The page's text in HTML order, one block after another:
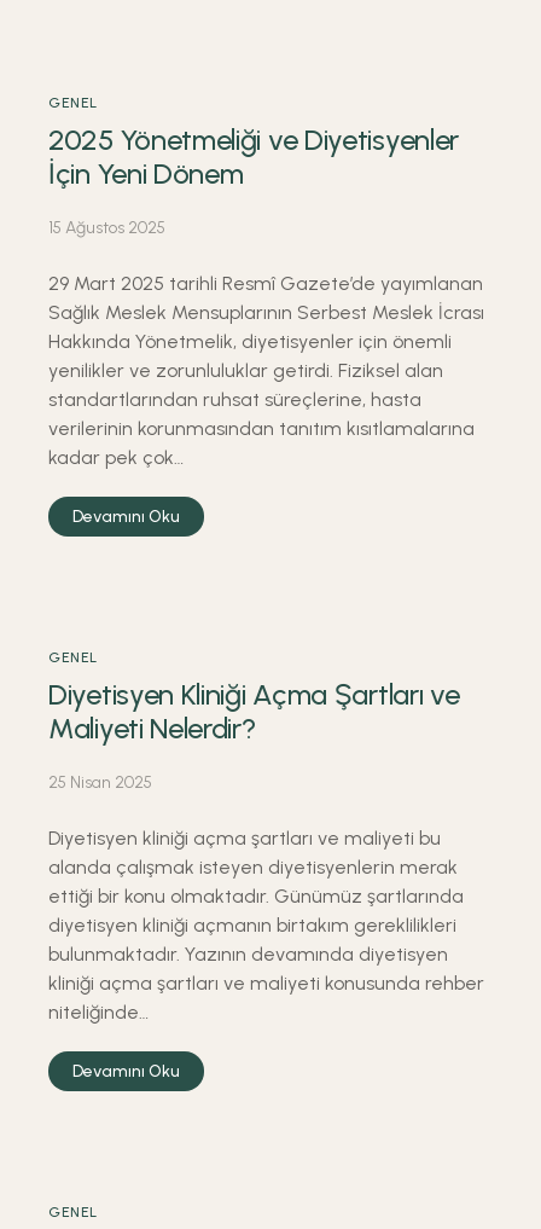
GENEL
2025 Yönetmeliği ve Diyetisyenler
İçin Yeni Dönem
15 Ağustos 2025
29 Mart 2025 tarihli Resmî Gazete’de yayımlanan
Sağlık Meslek Mensuplarının Serbest Meslek İcrası
Hakkında Yönetmelik, diyetisyenler için önemli
yenilikler ve zorunluluklar getirdi. Fiziksel alan
standartlarından ruhsat süreçlerine, hasta
verilerinin korunmasından tanıtım kısıtlamalarına
kadar pek çok…
Devamını Oku
GENEL
Diyetisyen Kliniği Açma Şartları ve
Maliyeti Nelerdir?
25 Nisan 2025
Diyetisyen kliniği açma şartları ve maliyeti bu
alanda çalışmak isteyen diyetisyenlerin merak
ettiği bir konu olmaktadır. Günümüz şartlarında
diyetisyen kliniği açmanın birtakım gereklilikleri
bulunmaktadır. Yazının devamında diyetisyen
kliniği açma şartları ve maliyeti konusunda rehber
niteliğinde…
Devamını Oku
GENEL